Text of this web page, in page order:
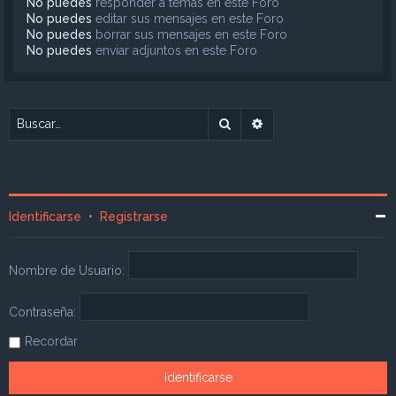
No puedes editar sus mensajes en este Foro
No puedes borrar sus mensajes en este Foro
No puedes enviar adjuntos en este Foro
Buscar
Identificarse • Registrarse
Nombre de Usuario:
Contraseña:
Recordar